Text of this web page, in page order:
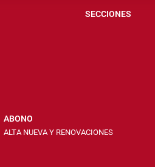
SECCIONES
ABONO
ALTA NUEVA Y RENOVACIONES